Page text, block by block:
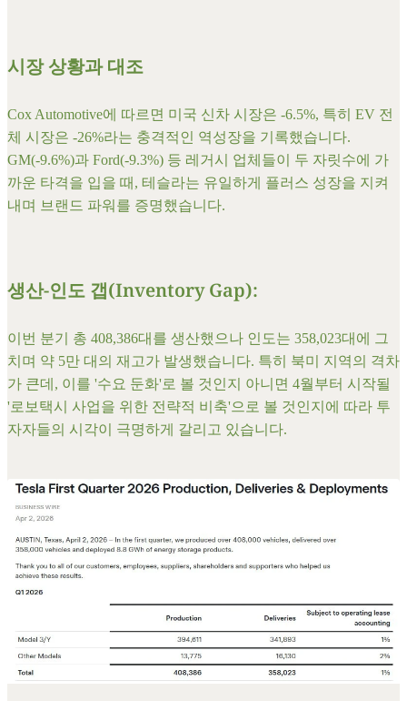
시장 상황과 대조
Cox Automotive에 따르면 미국 신차 시장은 -6.5%, 특히 EV 전
체 시장은 -26%라는 충격적인 역성장을 기록했습니다.
GM(-9.6%)과 Ford(-9.3%) 등 레거시 업체들이 두 자릿수에 가
까운 타격을 입을 때, 테슬라는 유일하게 플러스 성장을 지켜
내며 브랜드 파워를 증명했습니다.
​생산-인도 갭(Inventory Gap):
이번 분기 총 408,386대를 생산했으나 인도는 358,023대에 그
치며 약 5만 대의 재고가 발생했습니다. 특히 북미 지역의 격차
가 큰데, 이를 '수요 둔화'로 볼 것인지 아니면 4월부터 시작될
'로보택시 사업을 위한 전략적 비축'으로 볼 것인지에 따라 투
자자들의 시각이 극명하게 갈리고 있습니다.